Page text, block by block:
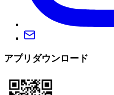
アプリダウンロード